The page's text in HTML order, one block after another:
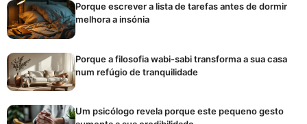
Porque escrever a lista de tarefas antes de dormir
melhora a insónia
Porque a filosofia wabi-sabi transforma a sua casa
num refúgio de tranquilidade
Um psicólogo revela porque este pequeno gesto